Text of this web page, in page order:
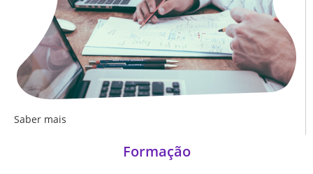
Saber mais
Formação